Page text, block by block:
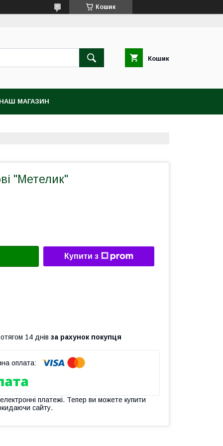
Кошик
Кошик
НАШ МАГАЗИН
"Метелик"
Купити з
14 днів за рахунок покупця
платежі. Тепер ви можете купити
сайту.